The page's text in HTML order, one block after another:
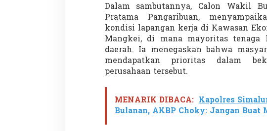
Dalam sambutannya, Calon Wakil
Pratama Pangaribuan,
kondisi lapangan kerja di Kawasan
Mangkei, di mana mayoritas tenaga
daerah. Ia menegaskan bahwa
mendapatkan prioritas dalam
perusahaan tersebut.
MENARIK DIBACA: Kapolres
Bulanan, AKBP Choky: Jangan